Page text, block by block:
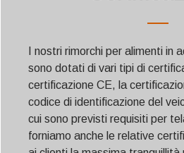
I nostri rimorchi per alimenti in
sono dotati di vari tipi di
certificazione CE, la
codice di identificazione del
cui sono previsti requisiti per
forniamo anche le relative